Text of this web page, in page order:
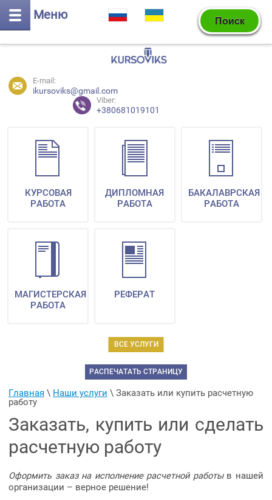
Меню
E-mail:
ikursoviks@gmail.com
Viber:
+380681019101
ВСЕ УСЛУГИ
КУРСОВАЯ
РАБОТА
ДИПЛОМНАЯ
РАБОТА
БАКАЛАВРСКАЯ
РАБОТА
МАГИСТЕРСКАЯ
РАБОТА
РЕФЕРАТ
РАСПЕЧАТАТЬ СТРАНИЦУ
Главная \ Наши услуги \ Заказать или купить расчетную
работу
Заказать, купить или сделать
расчетную работу
Оформить заказ на исполнение расчетной работыв нашей
организации – верное решение!